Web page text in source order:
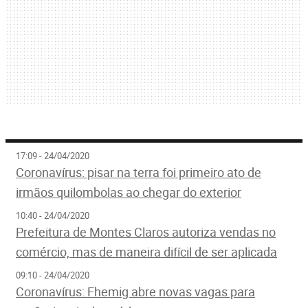
17:09 - 24/04/2020
Coronavírus: pisar na terra foi primeiro ato de
irmãos quilombolas ao chegar do exterior
10:40 - 24/04/2020
Prefeitura de Montes Claros autoriza vendas no
comércio, mas de maneira difícil de ser aplicada
09:10 - 24/04/2020
Coronavírus: Fhemig abre novas vagas para